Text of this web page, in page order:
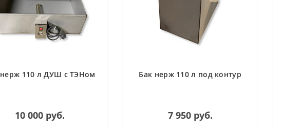
110 л ДУШ с ТЭНом
10 000 руб.
Бак нерж 110 л под контур
7 950 руб.